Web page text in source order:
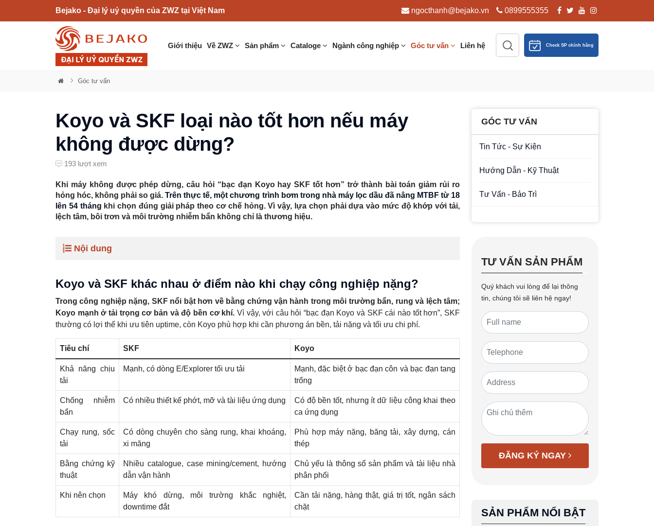
Bejako - Đại lý uỷ quyền của ZWZ tại Việt Nam 0899555355
ngocthanh@bejako.vn
Check SP chính hãng
Giới thiệu Về ZWZ Sản phẩm Cataloge Ngành công nghiệp Góc tư vấn Liên hệ
Góc tư vấn
Koyo và SKF loại nào tốt hơn nếu máy
không được dừng?
193 lượt xem
Khi máy không được phép dừng, câu hỏi “bạc đạn Koyo hay SKF tốt hơn” trở thành bài toán giảm rủi ro
hỏng hóc, không phải so giá.Trên thực tế, một chương trình bơm trong nhà máy lọc dầu đã nâng MTBF từ 18
lên 54 tháng khi chọn đúng giải pháp theo cơ chế hỏng. Vì vậy, lựa chọn phải dựa vào mức độ khớp với tải,
lệch tâm, bôi trơn và môi trường nhiễm bẩn không chỉ là thương hiệu.
Nội dung
Koyo và SKF khác nhau ở điểm nào khi chạy công nghiệp nặng?
Trong công nghiệp nặng, SKF nổi bật hơn về bằng chứng vận hành trong môi trường bẩn, rung và lệch tâm;
Koyo mạnh ở tải trọng cơ bản và độ bền cơ khí. Vì vậy, với câu hỏi “bạc đạn Koyo và SKF cái nào tốt hơn”, SKF
thường có lợi thế khi ưu tiên uptime, còn Koyo phù hợp khi cần phương án bền, tải nặng và tối ưu chi phí.
Tiêu chí SKF Koyo
Khả năng chịu
tải
Mạnh, có dòng E/Explorer tối ưu tải
Mạnh, đặc biệt ở bạc đạn côn và bạc đạn tang
trống
Chống nhiễm
bẩn
Có nhiều thiết kế phớt, mỡ và tài liệu ứng dụng
Có độ bền tốt, nhưng ít dữ liệu công khai theo
ca ứng dụng
Chạy rung, sốc
tải
Có dòng chuyên cho sàng rung, khai khoáng,
xi măng
Phù hợp máy nặng, băng tải, xây dựng, cán
thép
Bằng chứng kỹ
thuật
Nhiều catalogue, case mining/cement, hướng
dẫn vận hành
Chủ yếu là thông số sản phẩm và tài liệu nhà
phân phối
Khi nên chọn
Máy khó dừng, môi trường khắc nghiệt,
downtime đắt
Cần tải nặng, hàng thật, giá trị tốt, ngân sách
chặt
GÓC TƯ VẤN
Tin Tức - Sự Kiện
Hướng Dẫn - Kỹ Thuật
Tư Vấn - Bảo Trì
TƯ VẤN SẢN PHẨM
Quý khách vui lòng để lại thông
tin, chúng tôi sẽ liên hệ ngay!
ĐĂNG KÝ NGAY
SẢN PHẨM NỔI BẬT